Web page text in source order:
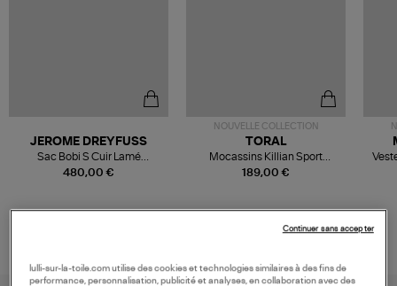
480,00 €
JEROME DREYFUSS
Sac Bobi S Cuir Lamé
Champagne
NOUVELLE COLLECTION
189,00 €
TORAL
Mocassins Killian Sport
Mousse
lulli-sur-la-toile.com utilise des cookies et technologies similaires à des fins de
performance, personnalisation, publicité et analyses, en collaboration avec des
Continuer sans accepter